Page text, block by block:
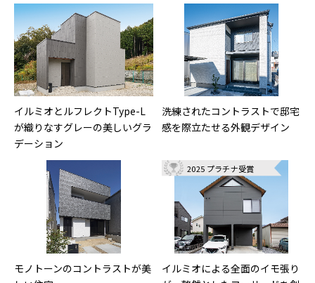
イルミオとルフレクトType-L
が織りなすグレーの美しいグラ
デーション
洗練されたコントラストで邸宅
感を際立たせる外観デザイン
モノトーンのコントラストが美
2025 プラチナ受賞
イルミオによる全面のイモ張り